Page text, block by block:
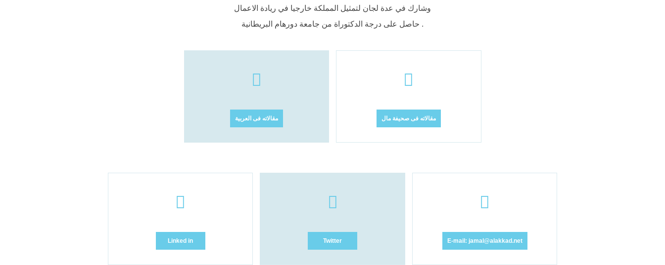
وشارك في عدة لجان لتمثيل المملكة خارجيا في ريادة الاعمال
. حاصل على درجة الدكتوراة من جامعة دورهام البريطانية
مقالاته فى صحيفة مال مقالاته فى العربية
E-mail: jamal@alakkad.net
Twitter
Linked in